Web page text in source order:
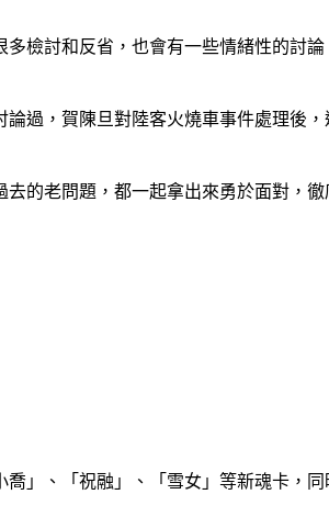
檢討和反省，也會有一些情緒性的討
過，賀陳旦對陸客火燒車事件處理後
的老問題，都一起拿出來勇於面對，
」、「祝融」、「雪女」等新魂卡，